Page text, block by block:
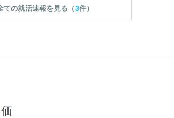
ての就活速報を見る（3件）